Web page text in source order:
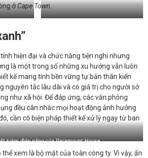
ởCape Town.
hiện đại và chức năng tiện nghi nhưng
là một trong số những xu hướng vẫn luôn
kế mang tính bền vững tự bản thân kiến
nguyên tắc lâu dài và có giá trị cho người sở
như xã hội. Để đáp ứng, các văn phòng
đều cân nhắc mọi hoạt động ảnh hưởng
cần có biện pháp thiết kế xử lý ngay từ ban
kiệm điện năng của Paramount House
xem là bộ mặt của toàn công ty. Vì vậy, ấn